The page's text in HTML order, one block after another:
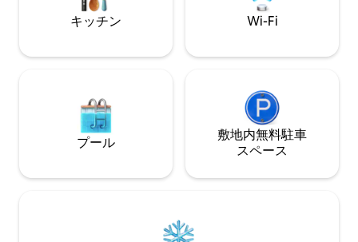
キッチン Wi-Fi
プール
敷地内無料駐⁠車
ス⁠ペ⁠ー⁠ス